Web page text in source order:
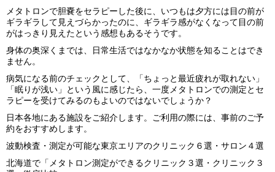
メタトロンで胆嚢をセラピーした後に、いつもは夕方には目の前が
ギラギラして見えづらかったのに、ギラギラ感がなくなって目の前
がはっきり見えたという感想もあるそうです。
身体の奥深くまでは、日常生活ではなかなか状態を知ることはでき
ません。
病気になる前のチェックとして、「ちょっと最近疲れが取れない」
「眠りが浅い」という風に感じたら、一度メタトロンでの測定とセ
ラピーを受けてみるのもよいのではないでしょうか？
日本各地にある施設をご紹介します。ご利用の際には、事前のご予
約をおすすめします。
波動検査・測定が可能な東京エリアのクリニック６選・サロン４選
北海道で「メタトロン測定ができるクリニック３選・クリニック３